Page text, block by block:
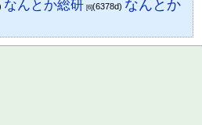
なんとか総研 [6](6378d) なんとか